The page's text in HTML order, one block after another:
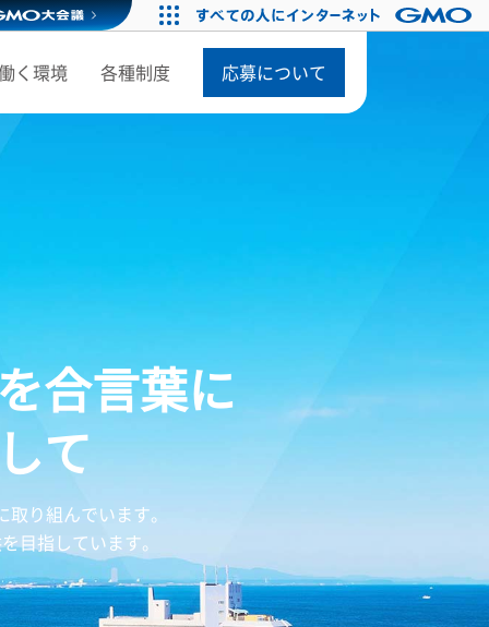
く環境 各種制度 応募について
合言葉に
て
り組んでいます。
目指しています。